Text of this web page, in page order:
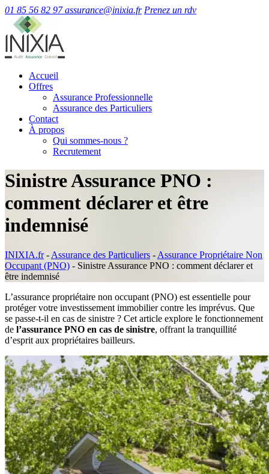
01 85 56 82 97 assurance@inixia.fr Prenez un rdv
Accueil
Offres
Assurance Professionnelle
Assurance des Particuliers
Contact
À propos
Qui sommes-nous ?
Recrutement
Sinistre Assurance PNO :
comment déclarer et être
indemnisé
INIXIA.fr- Assurance des Particuliers - Assurance Propriétaire Non
Occupant (PNO) - Sinistre Assurance PNO : comment déclarer et
être indemnisé
L’assurance propriétaire non occupant (PNO) est essentielle pour
protéger votre investissement immobilier contre les imprévus. Que
se passe-t-il en cas de sinistre ? Cet article explore le fonctionnement
de l’assurance PNO en cas de sinistre, offrant la tranquillité
d’esprit aux propriétaires bailleurs.